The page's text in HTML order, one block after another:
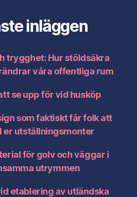
inläggen
trygghet: Hur stöldsäkra
våra offentliga rum
se upp för vid husköp
som faktiskt får folk att
er utställningsmonter
för golv och väggar i
utrymmen
etablering av utländska